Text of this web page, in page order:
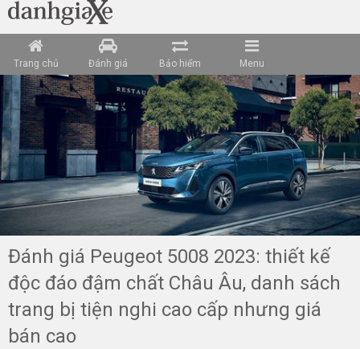
Trang chủ Đánh giá Bảo hiểm Menu
Đánh giá Peugeot 5008 2023: thiết kế
độc đáo đậm chất Châu Âu, danh sách
trang bị tiện nghi cao cấp nhưng giá
bán cao